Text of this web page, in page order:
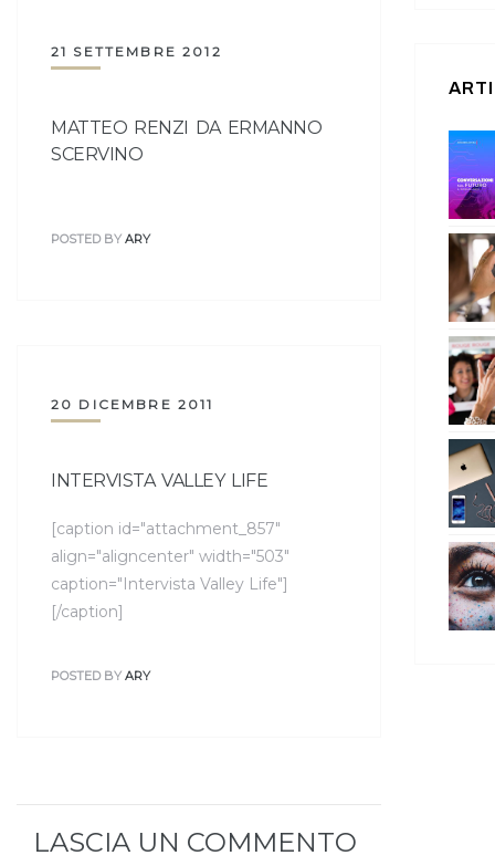
21 SETTEMBRE 2012
MATTEO RENZI DA ERMANNO
SCERVINO
POSTED BY ARY
20 DICEMBRE 2011
INTERVISTA VALLEY LIFE
[caption id="attachment_857"
align="aligncenter" width="503"
caption="Intervista Valley Life"]
[/caption]
POSTED BY ARY
LASCIA UN COMMENTO